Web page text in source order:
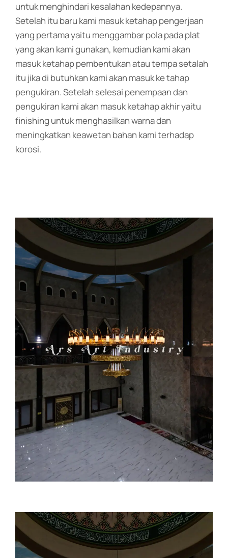
untuk menghindari kesalahan kedepannya.
Setelah itu baru kami masuk ketahap pengerjaan
yang pertama yaitu menggambar pola pada plat
yang akan kami gunakan, kemudian kami akan
masuk ketahap pembentukan atau tempa setalah
itu jika di butuhkan kami akan masuk ke tahap
pengukiran. Setelah selesai penempaan dan
pengukiran kami akan masuk ketahap akhir yaitu
finishing untuk menghasilkan warna dan
meningkatkan keawetan bahan kami terhadap
korosi.